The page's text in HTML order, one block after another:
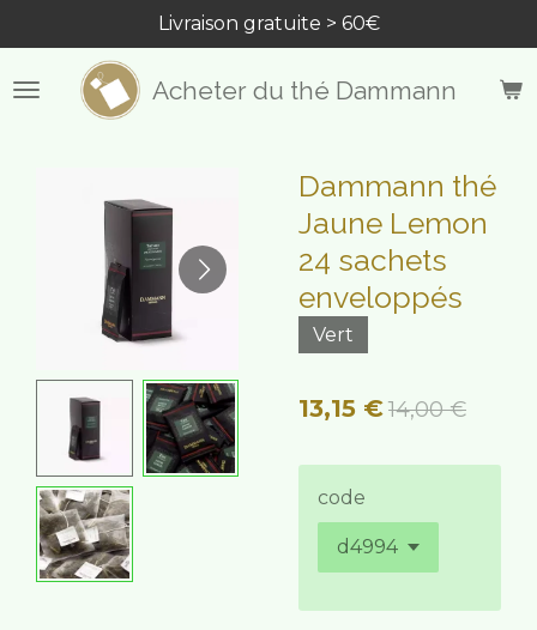
au
contenu
principal
Acheter du thé Dammann
Livraison gratuite > 60€
Dammann thé
Jaune Lemon
24 sachets
enveloppés
Vert
13,15 €14,00 €
code